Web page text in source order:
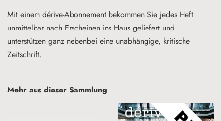
Mit einem dérive-Abonnement bekommen Sie jedes Heft
unmittelbar nach Erscheinen ins Haus geliefert und
unterstützen ganz nebenbei eine unabhängige, kritische
Zeitschrift.
Mehr aus dieser Sammlung